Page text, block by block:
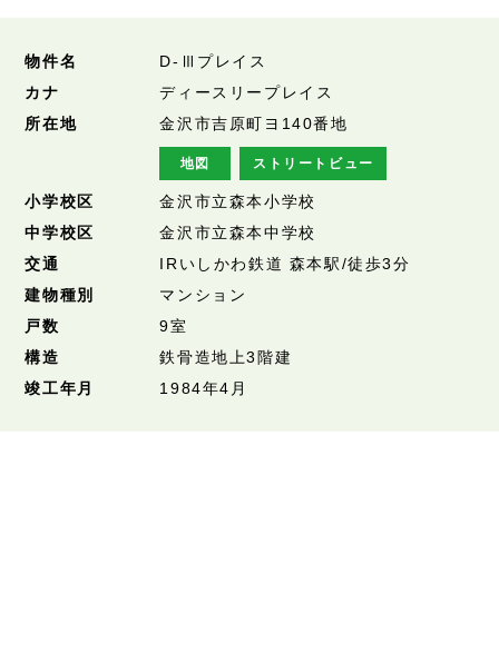
物件名
D-Ⅲプレイス
カナ
ディースリープレイス
所在地
金沢市吉原町ヨ140番地
地図 ストリートビュー
小学校区
金沢市立森本小学校
中学校区
金沢市立森本中学校
交通
IRいしかわ鉄道 森本駅/徒歩3分
建物種別
マンション
戸数
9室
構造
鉄骨造地上3階建
竣工年月
1984年4月